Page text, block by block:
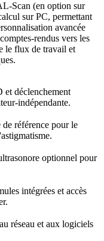
Scan (en option sur
sur PC, permettant
avancée
rendus vers les
le flux de travail et
et déclenchement
indépendante.
de référence pour le
optionnel pour
intégrées et accès
réseau et aux logiciels